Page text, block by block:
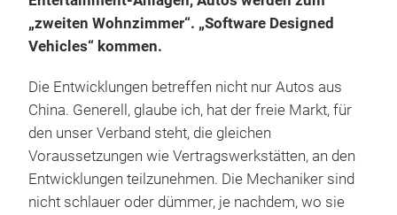
„zweiten Wohnzimmer“. „Software Designed
Vehicles“ kommen.
Die Entwicklungen betreffen nicht nur Autos aus
China. Generell, glaube ich, hat der freie Markt, für
den unser Verband steht, die gleichen
Voraussetzungen wie Vertragswerkstätten, an den
Entwicklungen teilzunehmen. Die Mechaniker sind
nicht schlauer oder dümmer, je nachdem, wo sie